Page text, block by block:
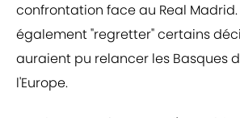
confrontation face au Real
également "regretter" certains
auraient pu relancer les Basques
l'Europe.